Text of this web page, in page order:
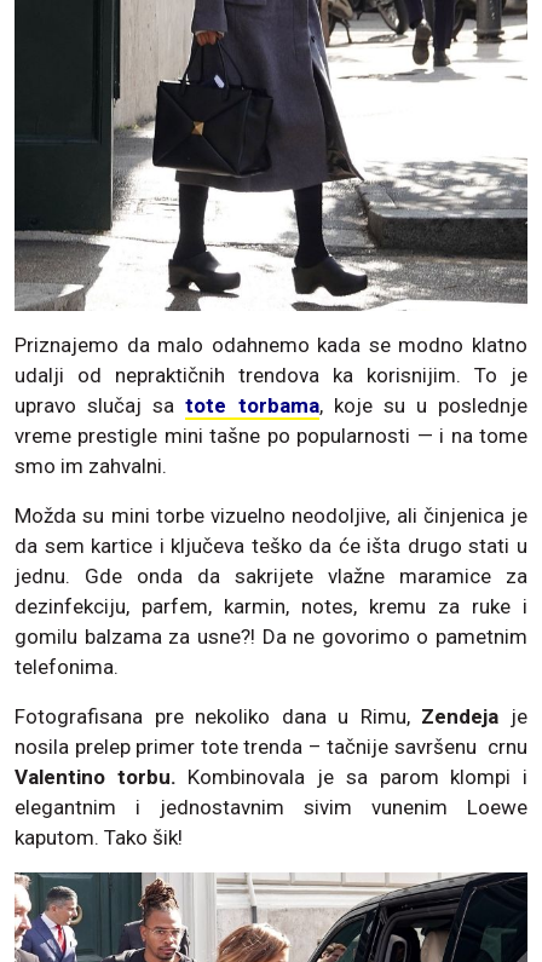
Priznajemo da malo odahnemo kada se modno klatno
udalji od nepraktičnih trendova ka korisnijim. To je
upravo slučaj satote torbama, koje su u poslednje
vreme prestigle mini tašne po popularnosti — i na tome
smo im zahvalni.
Možda su mini torbe vizuelno neodoljive, ali činjenica je
da sem kartice i ključeva teško da će išta drugo stati u
jednu. Gde onda da sakrijete vlažne maramice za
dezinfekciju, parfem, karmin, notes, kremu za ruke i
gomilu balzama za usne?! Da ne govorimo o pametnim
telefonima.
Fotografisana pre nekoliko dana u Rimu, Zendeja je
nosila prelep primer tote trenda – tačnije savršenu crnu
Valentino torbu. Kombinovala je sa parom klompi i
elegantnim i jednostavnim sivim vunenim Loewe
kaputom. Tako šik!